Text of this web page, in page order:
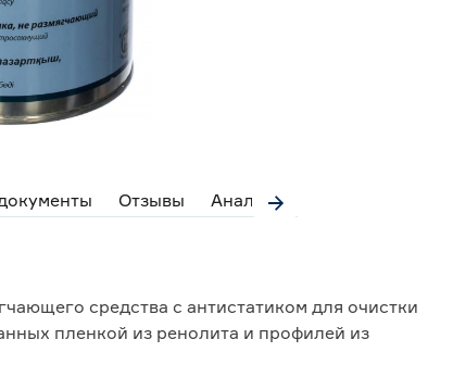
Отзывы Аналоги
средства с антистатиком для очистки
пленкой из ренолита и профилей из